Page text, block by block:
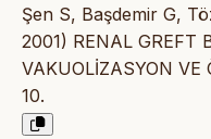
Şen S, Başdemir G,
2001) RENAL GREFT
VAKUOLİZASYON VE
10.